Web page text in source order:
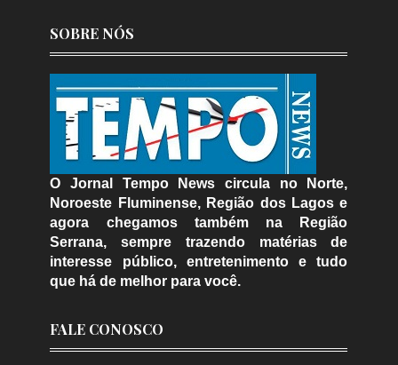
SOBRE NÓS
O Jornal Tempo News circula no Norte,
Noroeste Fluminense, Região dos Lagos e
agora chegamos também na Região
Serrana, sempre trazendo matérias de
interesse público, entretenimento e tudo
que há de melhor para você.
FALE CONOSCO